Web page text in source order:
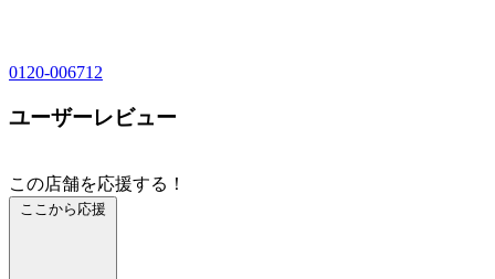
0120-006712
ユーザーレビュー
この店舗を応援する！
ここから応援